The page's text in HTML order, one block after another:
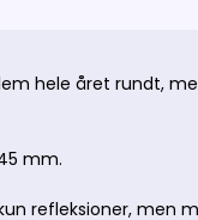
hele året rundt,
mm.
refleksioner, men